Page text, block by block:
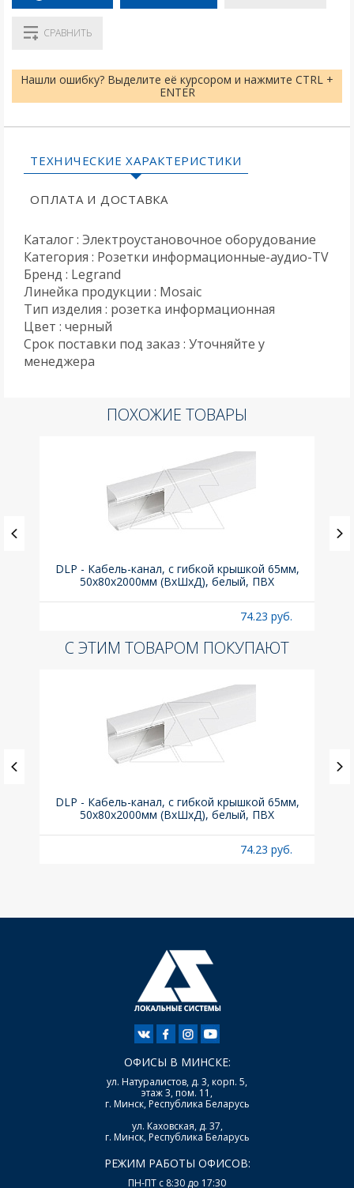
СРАВНИТЬ
Нашли ошибку? Выделите её курсором и нажмите CTRL +
ENTER
ТЕХНИЧЕСКИЕ ХАРАКТЕРИСТИКИ
ОПЛАТА И ДОСТАВКА
Каталог : Электроустановочное оборудование
Категория : Розетки информационные-аудио-TV
Бренд : Legrand
Линейка продукции : Mosaic
Тип изделия : розетка информационная
Цвет : черный
Срок поставки под заказ : Уточняйте у
менеджера
ПОХОЖИЕ ТОВАРЫ
DLP - Кабель-канал, с гибкой крышкой 65мм,
50x80х2000мм (ВхШхД), белый, ПВХ
74.23 руб.
С ЭТИМ ТОВАРОМ ПОКУПАЮТ
DLP - Кабель-канал, с гибкой крышкой 65мм,
50x80х2000мм (ВхШхД), белый, ПВХ
74.23 руб.
ОФИСЫ В МИНСКЕ:
ул. Натуралистов, д. 3, корп. 5,
этаж 3, пом. 11,
г. Минск, Республика Беларусь
ул. Каховская, д. 37,
г. Минск, Республика Беларусь
РЕЖИМ РАБОТЫ ОФИСОВ:
ПН-ПТ с 8:30 до 17:30